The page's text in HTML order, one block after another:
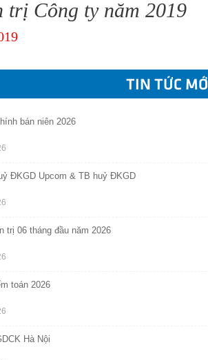
trị Công ty năm 2019
TIN TỨC MỚI
bán niên 2026
ĐKGD Upcom & TB huỷ ĐKGD
trị 06 tháng đầu năm 2026
toán 2026
Hà Nội